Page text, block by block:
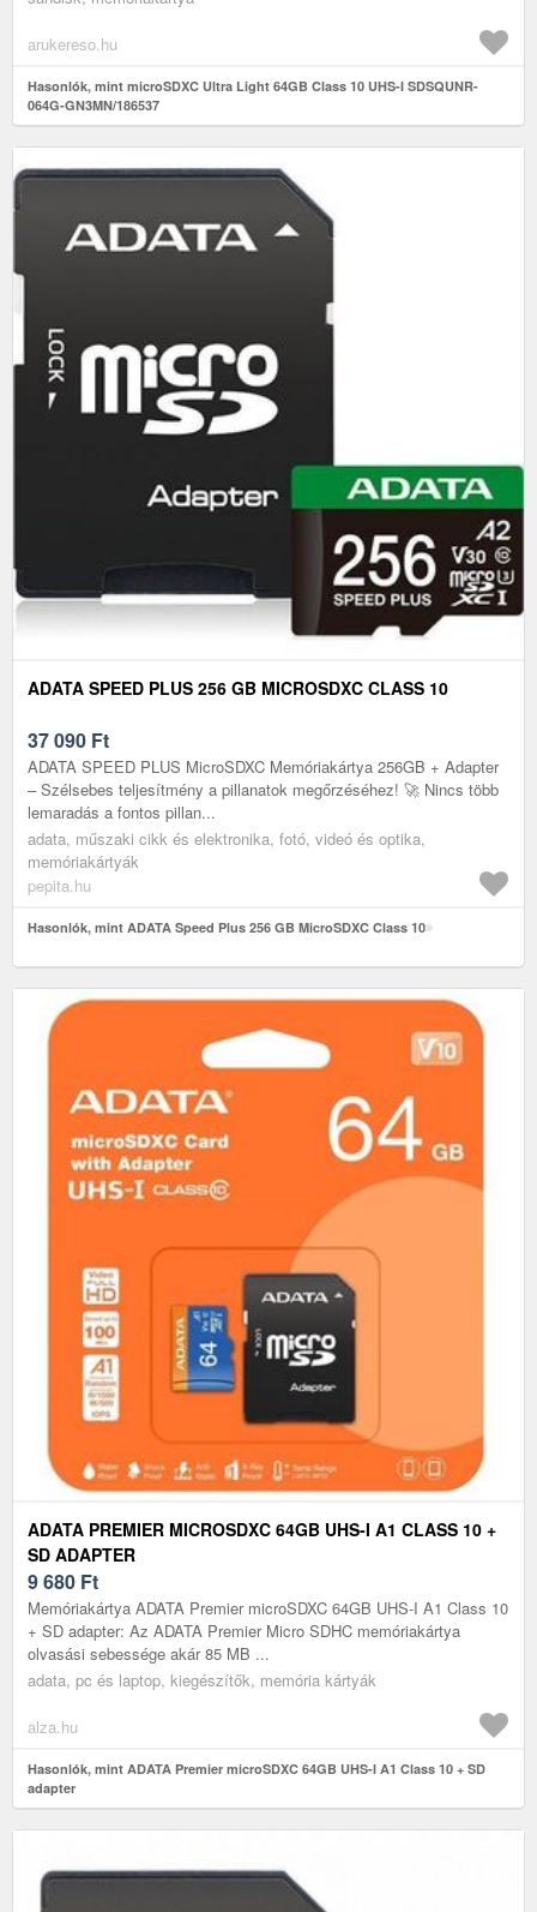
arukereso.hu
Hasonlók, mint microSDXC Ultra Light 64GB Class 10 UHS-I SDSQUNR-
064G-GN3MN/186537
ADATA SPEED PLUS 256 GB MICROSDXC CLASS 10
37 090 Ft
ADATA SPEED PLUS MicroSDXC Memóriakártya 256GB + Adapter
– Szélsebes teljesítmény a pillanatok megőrzéséhez! 🚀 Nincs több
lemaradás a fontos pillan...
adata, műszaki cikk és elektronika, fotó, videó és optika,
memóriakártyák
pepita.hu
Hasonlók, mint ADATA Speed Plus 256 GB MicroSDXC Class 10
ADATA PREMIER MICROSDXC 64GB UHS-I A1 CLASS 10 +
SD ADAPTER
9 680 Ft
Memóriakártya ADATA Premier microSDXC 64GB UHS-I A1 Class 10
+ SD adapter: Az ADATA Premier Micro SDHC memóriakártya
olvasási sebessége akár 85 MB ...
adata, pc és laptop, kiegészítők, memória kártyák
alza.hu
Hasonlók, mint ADATA Premier microSDXC 64GB UHS-I A1 Class 10 + SD
adapter